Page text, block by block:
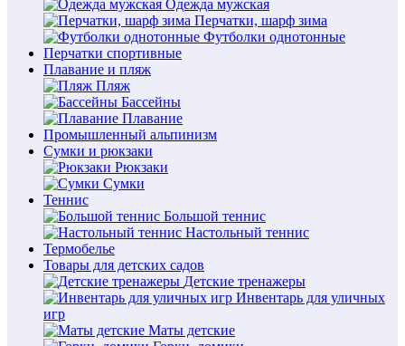
Одежда мужская
Перчатки, шарф зима
Футболки однотонные
Перчатки спортивные
Плавание и пляж
Пляж
Бассейны
Плавание
Промышленный альпинизм
Сумки и рюкзаки
Рюкзаки
Сумки
Теннис
Большой теннис
Настольный теннис
Термобелье
Товары для детских садов
Детские тренажеры
Инвентарь для уличных
игр
Маты детские